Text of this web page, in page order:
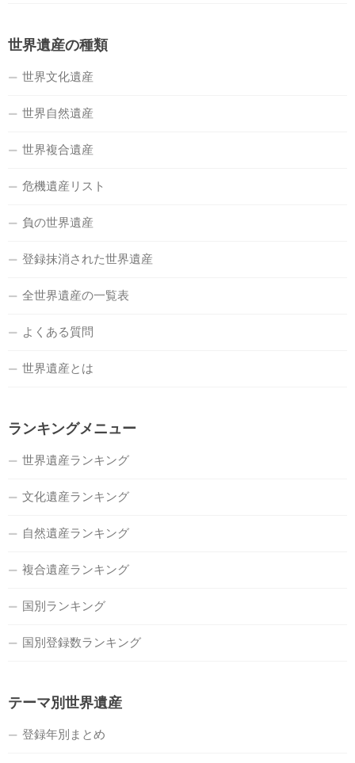
世界遺産の種類
世界文化遺産
世界自然遺産
世界複合遺産
危機遺産リスト
負の世界遺産
登録抹消された世界遺産
全世界遺産の一覧表
よくある質問
世界遺産とは
ランキングメニュー
世界遺産ランキング
文化遺産ランキング
自然遺産ランキング
複合遺産ランキング
国別ランキング
国別登録数ランキング
テーマ別世界遺産
登録年別まとめ